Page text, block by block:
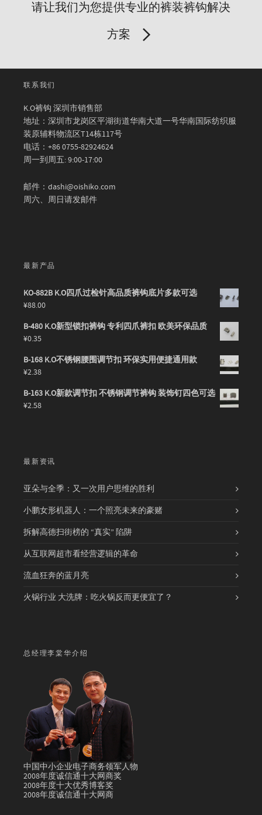
请让我们为您提供专业的裤装裤钩解决
方案
联系我们
K.O裤钩 深圳市销售部
地址：深圳市龙岗区平湖街道华南大道一号华南国际纺织服
装原辅料物流区T14栋117号
电话：+86 0755-82924624
周一到周五: 9:00-17:00
邮件：dashi@oishiko.com
周六、周日请发邮件
最新产品
KO-882B K.O四爪过检针高品质裤钩底片多款可选
¥88.00
B-480 K.O新型锁扣裤钩 专利四爪裤扣 欧美环保品质
¥0.35
B-168 K.O不锈钢腰围调节扣 环保实用便捷通用款
¥2.38
B-163 K.O新款调节扣 不锈钢调节裤钩 装饰钉四色可选
¥2.58
最新资讯
亚朵与全季：又一次用户思维的胜利
小鹏女形机器人：一个照亮未来的豪赌
拆解高德扫街榜的 “真实” 陷阱
从互联网超市看经营逻辑的革命
流血狂奔的蓝月亮
火锅行业 大洗牌：吃火锅反而更便宜了？
总经理李棠华介绍
中国中小企业电子商务领军人物
2008年度诚信通十大网商奖
2008年度十大优秀博客奖
2008年度诚信通十大网商